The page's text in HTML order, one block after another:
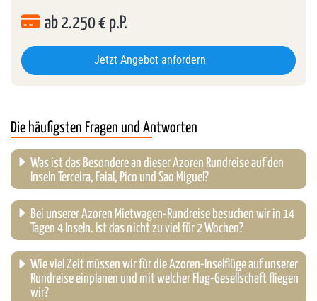
ab2.250€ p.P.
Jetzt Angebot anfordern
Die häufigsten Fragen und Antworten
Was ist das Besondere an dieser Azoren Rundreise auf den
Inseln Terceira, Faial, Pico und Sao Miguel?
Bei unserer Azoren Mietwagen-Rundreise besuchen wir in 14
Tagen 4 Inseln. Ist das nicht zu viel für 2 Wochen?
Wie viel Zeit müssen wir für die Azoren-Inselflüge auf unserer
Rundreise einplanen und mit welcher Flug-Gesellschaft fliegen
wir?